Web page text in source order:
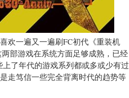
欢一遍又一遍刷FC初代《重装机
部游戏在系统方面足够成熟，已经
了年代的游戏系列都或多或少有过
走笃信一些完全背离时代的趋势等